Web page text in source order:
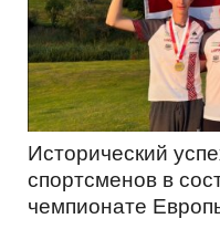
Исторический
спортсменов в
чемпионате